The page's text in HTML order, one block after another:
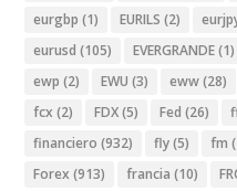
eurgbp (1) EURILS (2)
eurusd (105) EVERGRANDE(1)
ewp (2) EWU (3) eww(28)
fcx (2) FDX(5) Fed (26)
financiero (932) fly(5) fm
Forex (913) francia (10)